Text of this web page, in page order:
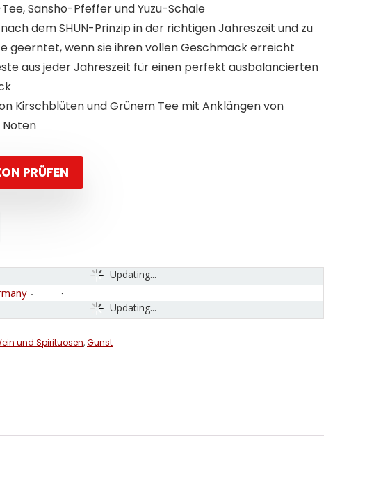
Sansho-Pfeffer und Yuzu-Schale
dem SHUN-Prinzip in der richtigen Jahreszeit und zu
geerntet, wenn sie ihren vollen Geschmack erreicht
aus jeder Jahreszeit für einen perfekt ausbalancierten
Kirschblüten und Grünem Tee mit Anklängen von
PRÜFEN
Updating...
Updating...
-
und Spirituosen,Gunst